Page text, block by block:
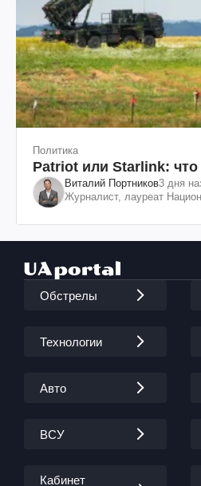
Политика
Patriot или Starlink:
Виталий Портников3 дня
Журналист, лауреат
Обстрелы
Технологии
Авто
ВСУ
Кабинет